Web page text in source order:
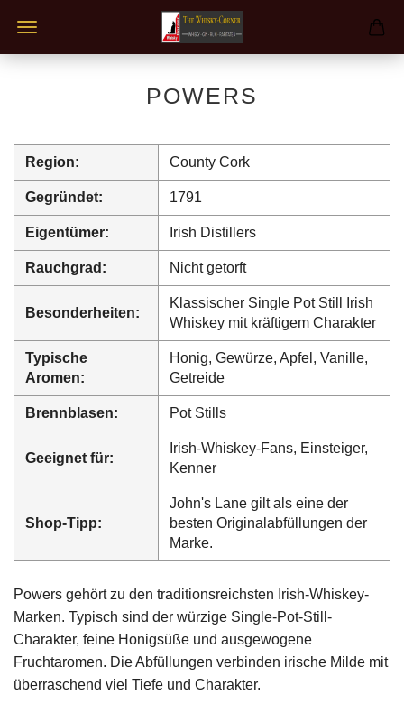
POWERS
Region: County Cork
Gegründet: 1791
Eigentümer: Irish Distillers
Rauchgrad: Nicht getorft
Besonderheiten:
Klassischer Single Pot Still Irish
Whiskey mit kräftigem Charakter
Typische
Aromen:
Honig, Gewürze, Apfel, Vanille,
Getreide
Brennblasen: Pot Stills
Geeignet für:
Irish-Whiskey-Fans, Einsteiger,
Kenner
Shop-Tipp:
John's Lane gilt als eine der
besten Originalabfüllungen der
Marke.
Powers gehört zu den traditionsreichsten Irish-Whiskey-
Marken. Typisch sind der würzige Single-Pot-Still-
Charakter, feine Honigsüße und ausgewogene
Fruchtaromen. Die Abfüllungen verbinden irische Milde mit
überraschend viel Tiefe und Charakter.